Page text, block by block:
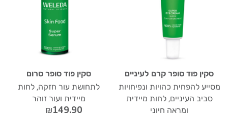
סקין פוד סופר קרם לעיניים
מסייע להפחית כהויות ונפיחויות
סביב העיניים, לחות מיידית
ומראה חיוני
סקין פוד סופר סרום
לתחושת עור חזקה, לחות
מיידית ועור זוהר
₪149.90